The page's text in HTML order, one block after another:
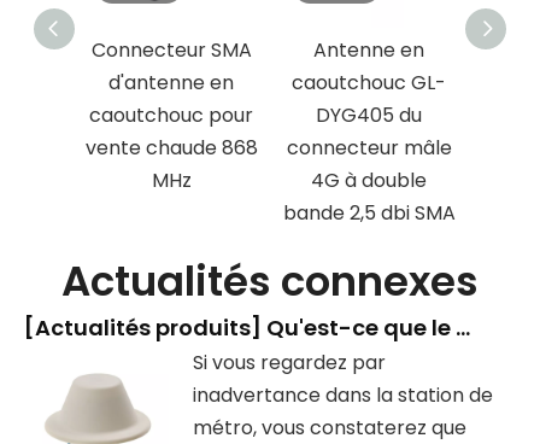
mâle
Connecteur SMA
d'antenne en
caoutchouc pour
vente chaude 868
MHz
Antenne en
caoutchouc GL-
DYG405 du
connecteur mâle
4G à double
bande 2,5 dbi SMA
Actualités connexes
[Actualités produits] Qu'est-ce que le dispositif en forme de « tête de champignon » dans la station de métro ?
Si vous regardez par
inadvertance dans la station de
métro, vous constaterez que